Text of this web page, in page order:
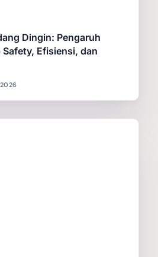
Dingin: Pengaruh
Efisiensi, dan
2026